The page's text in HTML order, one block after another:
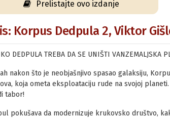
Prelistajte ovo izdanje
Korpus Dedpula 2, Viktor
DEDPULA TREBA DA SE UNIŠTI VANZEMALJSKA
nakon što je neobjašnjivo spasao galaksiju,
koja ometa eksploataciju rude na svojoj
tabor!
pokušava da modernizuje krukovsko društvo,